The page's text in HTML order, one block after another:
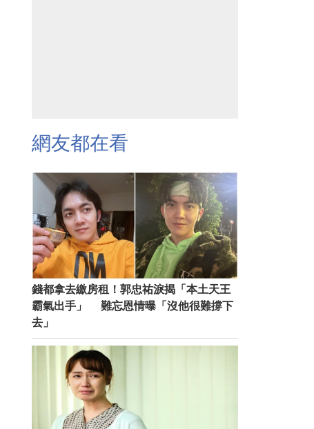
網友都在看
錢都拿去繳房租！郭忠祐淚揭「本土天王
霸氣出手」 難忘恩情曝「沒他很難撐下
去」